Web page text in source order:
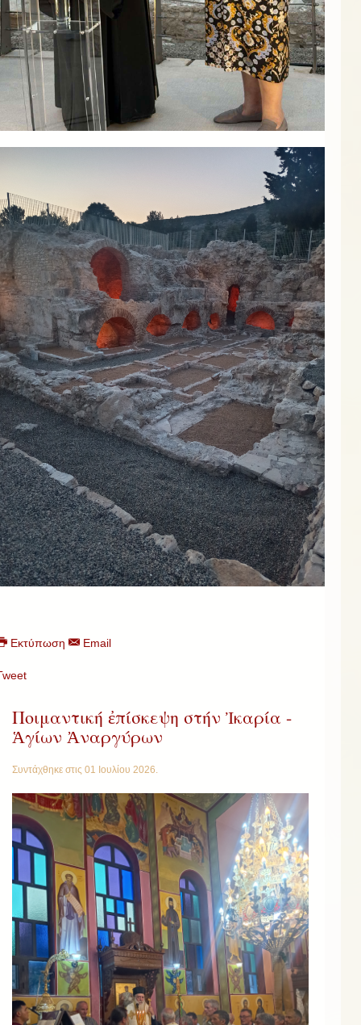
Εκτύπωση Email
Ποιμαντική ἐπίσκεψη στήν Ἰκαρία -
Ἁγίων Ἀναργύρων
Συντάχθηκε στις 01 Ιουλίου 2026